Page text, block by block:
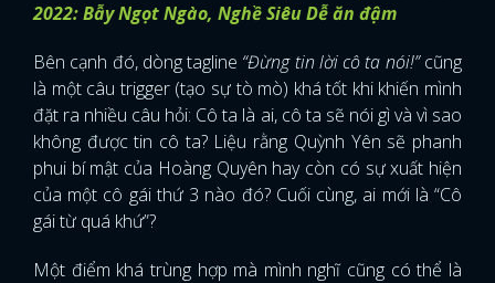
2022: Bẫy Ngọt Ngào, Nghề Siêu Dễ ăn đậm
Bên cạnh đó, dòng tagline “Đừng tin lời cô ta nói!”cũng
là một câu trigger (tạo sự tò mò) khá tốt khi khiến mình
đặt ra nhiều câu hỏi: Cô ta là ai, cô ta sẽ nói gì và vì sao
không được tin cô ta? Liệu rằng Quỳnh Yên sẽ phanh
phui bí mật của Hoàng Quyên hay còn có sự xuất hiện
của một cô gái thứ 3 nào đó? Cuối cùng, ai mới là “Cô
gái từ quá khứ”?
Một điểm khá trùng hợp mà mình nghĩ cũng có thể là